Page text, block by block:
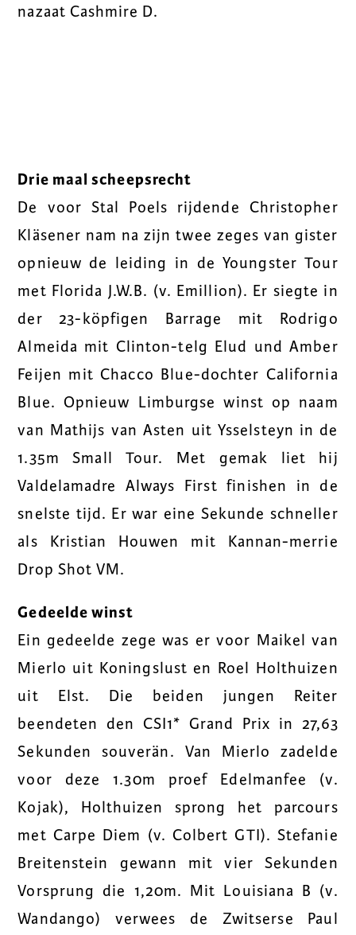
nazaat Cashmire D.
Drie maal scheepsrecht
De voor Stal Poels rijdende Christopher
Kläsener nam na zijn twee zeges van gister
opnieuw de leiding in de Youngster Tour
met Florida J.W.B. (v. Emillion). Er siegte in
der 23-köpfigen Barrage mit Rodrigo
Almeida mit Clinton-telg Elud und Amber
Feijen mit Chacco Blue-dochter California
Blue. Opnieuw Limburgse winst op naam
van Mathijs van Asten uit Ysselsteyn in de
1.35m Small Tour. Met gemak liet hij
Valdelamadre Always First finishen in de
snelste tijd. Er war eine Sekunde schneller
als Kristian Houwen mit Kannan-merrie
Drop Shot VM.
Gedeelde winst
Ein gedeelde zege was er voor Maikel van
Mierlo uit Koningslust en Roel Holthuizen
uit Elst. Die beiden jungen Reiter
beendeten den CSI1* Grand Prix in 27,63
Sekunden souverän. Van Mierlo zadelde
voor deze 1.30m proef Edelmanfee (v.
Kojak), Holthuizen sprong het parcours
met Carpe Diem (v. Colbert GTI). Stefanie
Breitenstein gewann mit vier Sekunden
Vorsprung die 1,20m. Mit Louisiana B (v.
Wandango) verwees de Zwitserse Paul